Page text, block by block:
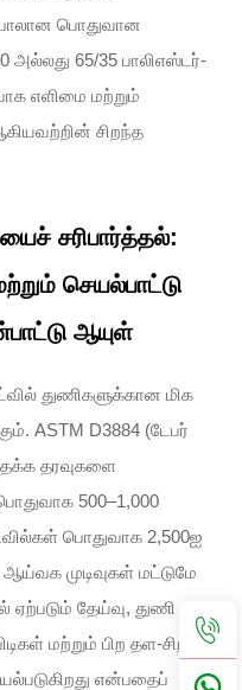
பொதுவான
அல்லது 65/35 பாலிஎஸ்டர்-
எளிமை மற்றும்
சிறந்த
சரிபார்த்தல்:
செயல்பாட்டு
ஆயுள்
துணிகளுக்கான மிக
ASTM D3884 (டேபர்
தரவுகளை
500–1,000
பொதுவாக 2,500ஐ
ஆய்வக முடிவுகள் மட்டுமே
தேய்வு, துணி
மற்றும் பிற தள-சிறப்பு
என்பதைப்